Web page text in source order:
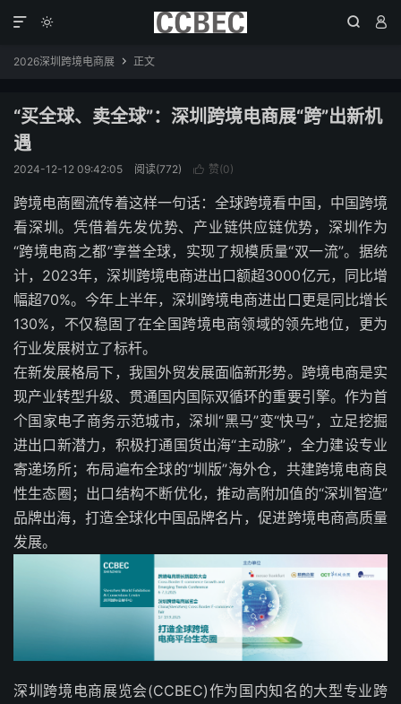
  

2026深圳跨境电商展  正文
“买全球、卖全球”：深圳跨境电商展“跨”出新机
遇
2024-12-12 09:42:05 阅读(772)  赞(0)
跨境电商圈流传着这样一句话：全球跨境看中国，中国跨境
看深圳。凭借着先发优势、产业链供应链优势，深圳作为
“跨境电商之都”享誉全球，实现了规模质量“双一流”。据统
计，2023年，深圳跨境电商进出口额超3000亿元，同比增
幅超70%。今年上半年，深圳跨境电商进出口更是同比增长
130%，不仅稳固了在全国跨境电商领域的领先地位，更为
行业发展树立了标杆。
在新发展格局下，我国外贸发展面临新形势。跨境电商是实
现产业转型升级、贯通国内国际双循环的重要引擎。作为首
个国家电子商务示范城市，深圳“黑马”变“快马”，立足挖掘
进出口新潜力，积极打通国货出海“主动脉”，全力建设专业
寄递场所；布局遍布全球的“圳版”海外仓，共建跨境电商良
性生态圈；出口结构不断优化，推动高附加值的“深圳智造”
品牌出海，打造全球化中国品牌名片，促进跨境电商高质量
发展。
深圳跨境电商展览会(CCBEC)作为国内知名的大型专业跨